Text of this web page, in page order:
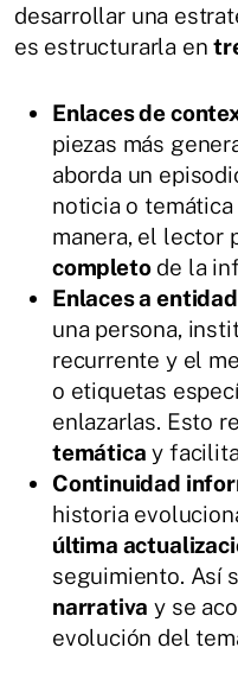
desarrollar una
es estructurarla en
Enlaces de
piezas más
aborda un
noticia o temática
manera, el lector
completode la
Enlaces a
una persona,
recurrente y el
o etiquetas
enlazarlas. Esto
temática y
Continuidad
historia
última
seguimiento. Así
narrativa y se
evolución del
SIGUIENTE